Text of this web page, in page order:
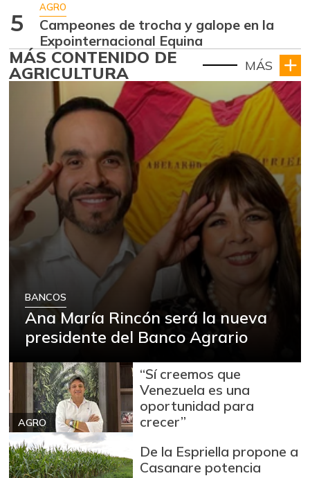
5
AGRO
Campeones de trocha y galope en la
Expointernacional Equina
MÁS CONTENIDO DE
AGRICULTURA MÁS
BANCOS
Ana María Rincón será la nueva
presidente del Banco Agrario
AGRO
“Sí creemos que
Venezuela es una
oportunidad para
crecer”
De la Espriella propone a
Casanare potencia